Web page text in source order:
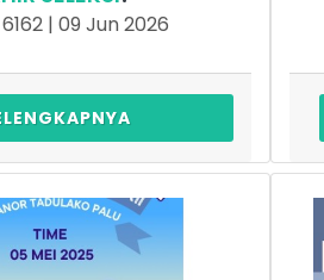
| 09 Jun 2026